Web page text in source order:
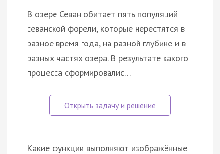
В озере Севан обитает пять популяций
севанской форели, которые нерестятся в
разное время года, на разной глубине и в
разных частях озера. В результате какого
процесса сформировалис…
Какие функции выполняют изображённые